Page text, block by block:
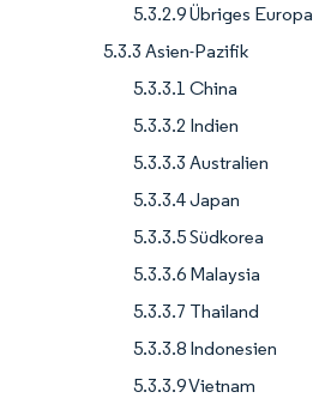
5.3.2.9 Übriges Europa
5.3.3 Asien-Pazifik
5.3.3.1 China
5.3.3.2 Indien
5.3.3.3 Australien
5.3.3.4 Japan
5.3.3.5 Südkorea
5.3.3.6 Malaysia
5.3.3.7 Thailand
5.3.3.8 Indonesien
5.3.3.9 Vietnam